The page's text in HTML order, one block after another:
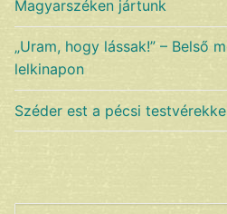
Magyarszéken jártunk
„Uram, hogy lássak!” – Belső
lelkinapon
Széder est a pécsi